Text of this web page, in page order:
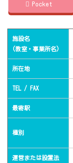
Pocket
施設名
(教室・事業所名)
所在地
TEL / FAX
最寄駅
種別
運営または設置法